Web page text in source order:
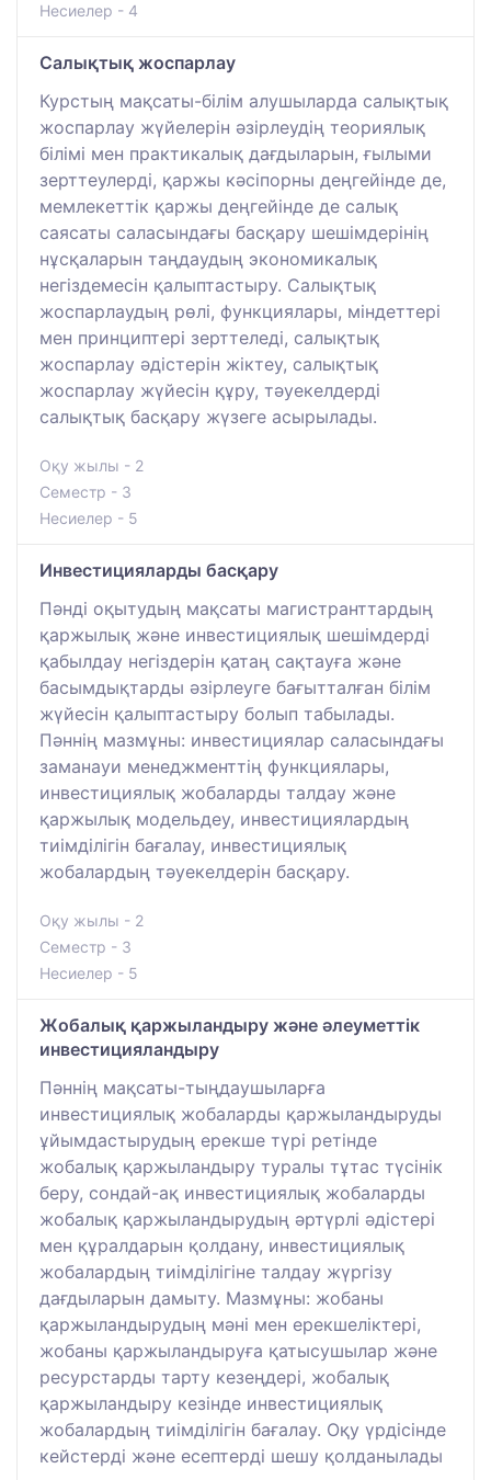
Несиелер - 4
Салықтық жоспарлау
Курстың мақсаты-білім алушыларда салықтық
жоспарлау жүйелерін әзірлеудің теориялық
білімі мен практикалық дағдыларын, ғылыми
зерттеулерді, қаржы кәсіпорны деңгейінде де,
мемлекеттік қаржы деңгейінде де салық
саясаты саласындағы басқару шешімдерінің
нұсқаларын таңдаудың экономикалық
негіздемесін қалыптастыру. Салықтық
жоспарлаудың рөлі, функциялары, міндеттері
мен принциптері зерттеледі, салықтық
жоспарлау әдістерін жіктеу, салықтық
жоспарлау жүйесін құру, тәуекелдерді
салықтық басқару жүзеге асырылады.
Оқу жылы - 2
Семестр - 3
Несиелер - 5
Инвестицияларды басқару
Пәнді оқытудың мақсаты магистранттардың
қаржылық және инвестициялық шешімдерді
қабылдау негіздерін қатаң сақтауға және
басымдықтарды әзірлеуге бағытталған білім
жүйесін қалыптастыру болып табылады.
Пәннің мазмұны: инвестициялар саласындағы
заманауи менеджменттің функциялары,
инвестициялық жобаларды талдау және
қаржылық модельдеу, инвестициялардың
тиімділігін бағалау, инвестициялық
жобалардың тәуекелдерін басқару.
Оқу жылы - 2
Семестр - 3
Несиелер - 5
Жобалық қаржыландыру және әлеуметтік
инвестицияландыру
Пәннің мақсаты-тыңдаушыларға
инвестициялық жобаларды қаржыландыруды
ұйымдастырудың ерекше түрі ретінде
жобалық қаржыландыру туралы тұтас түсінік
беру, сондай-ақ инвестициялық жобаларды
жобалық қаржыландырудың әртүрлі әдістері
мен құралдарын қолдану, инвестициялық
жобалардың тиімділігіне талдау жүргізу
дағдыларын дамыту. Мазмұны: жобаны
қаржыландырудың мәні мен ерекшеліктері,
жобаны қаржыландыруға қатысушылар және
ресурстарды тарту кезеңдері, жобалық
қаржыландыру кезінде инвестициялық
жобалардың тиімділігін бағалау. Оқу үрдісінде
кейстерді және есептерді шешу қолданылады